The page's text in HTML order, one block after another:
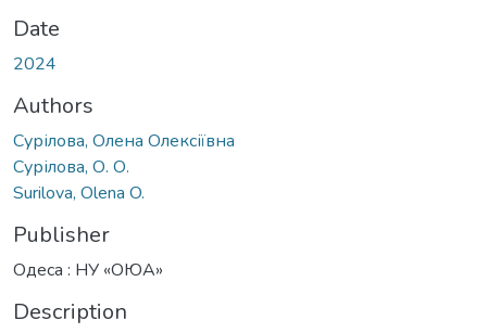
Date
2024
Authors
Сурілова, Олена Олексіївна
Сурілова, О. О.
Surilova, Olena O.
Publisher
Одеса : НУ «ОЮА»
Description